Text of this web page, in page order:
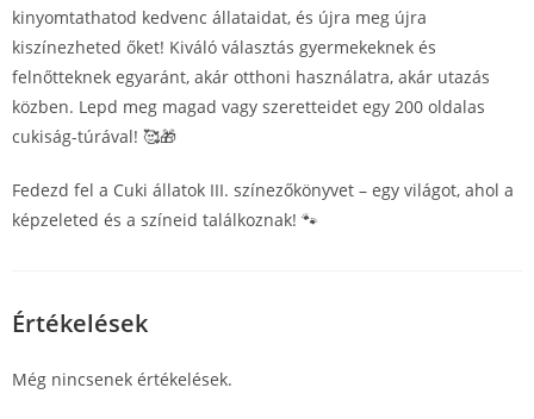
kinyomtathatod kedvenc állataidat, és újra meg újra
kiszínezheted őket! Kiváló választás gyermekeknek és
felnőtteknek egyaránt, akár otthoni használatra, akár utazás
közben. Lepd meg magad vagy szeretteidet egy 200 oldalas
cukiság-túrával! 🥰🎁
Fedezd fel a Cuki állatok III. színezőkönyvet – egy világot, ahol a
képzeleted és a színeid találkoznak! 🐾
Értékelések
Még nincsenek értékelések.